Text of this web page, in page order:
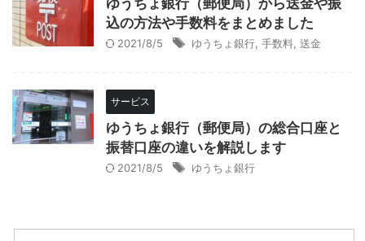
ゆうちょ銀行（郵便局）から送金や振
込の方法や手数料をまとめました
2021/8/5 ゆうちょ銀行 手数料 送金
サービス
ゆうちょ銀行（郵便局）の総合口座と
振替口座の違いを解説します
2021/8/5 ゆうちょ銀行